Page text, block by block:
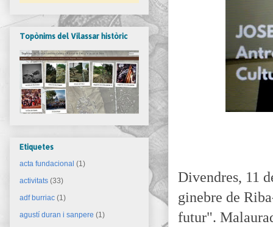
Divendres, 11
ginebre de
futur".
Topònims del Vilassar històric
Etiquetes
acta fundacional (1)
activitats (33)
adf burriac (1)
agustí duran i sanpere (1)